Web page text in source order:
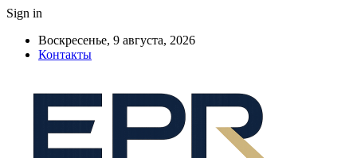
Sign in
Воскресенье, 9 августа, 2026
Контакты